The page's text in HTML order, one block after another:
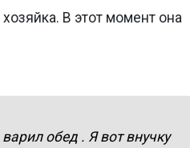
В этот момент она
обед . Я вот внучку